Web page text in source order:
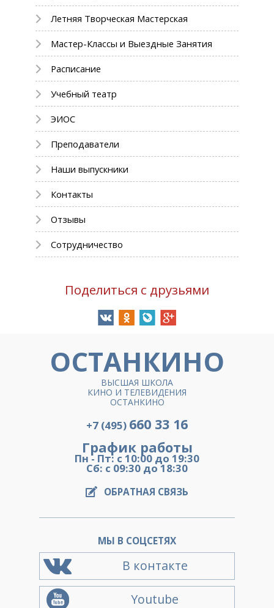
Летняя Творческая Мастерская
Мастер-Классы и Выездные Занятия
Расписание
Учебный театр
ЭИОС
Преподаватели
Наши выпускники
Контакты
Отзывы
Сотрудничество
Поделиться с друзьями
ОСТАНКИНО
ВЫСШАЯ ШКОЛА
КИНО И ТЕЛЕВИДЕНИЯ
ОСТАНКИНО
+7 (495) 660 33 16
График работы
Пн - Пт: с 10:00 до 19:30
Сб: с 09:30 до 18:30
ОБРАТНАЯ СВЯЗЬ
МЫ В СОЦСЕТЯХ
В контакте
Youtube